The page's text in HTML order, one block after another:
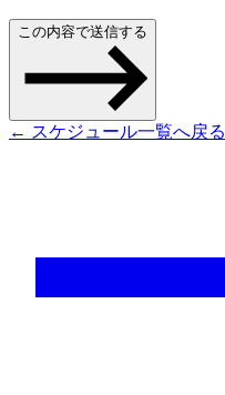
この内容で送信する
← スケジュール一覧へ戻る